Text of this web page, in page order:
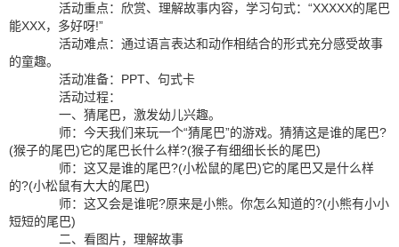
活动重点：欣赏、理解故事内容，学习句式：“XXXXX的尾巴
能XXX，多好呀!”
活动难点：通过语言表达和动作相结合的形式充分感受故事
的童趣。
活动准备：PPT、句式卡
活动过程：
一、猜尾巴，激发幼儿兴趣。
师：今天我们来玩一个“猜尾巴”的游戏。猜猜这是谁的尾巴?
(猴子的尾巴)它的尾巴长什么样?(猴子有细细长长的尾巴)
师：这又是谁的尾巴?(小松鼠的尾巴)它的尾巴又是什么样
的?(小松鼠有大大的尾巴)
师：这又会是谁呢?原来是小熊。你怎么知道的?(小熊有小小
短短的尾巴)
二、看图片，理解故事